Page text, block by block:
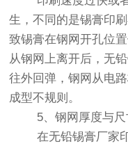
生，不同的是锡膏印
致锡膏在钢网开孔位
从钢网上离开后，无
往外回弹，钢网从电
成型不规则。
5、钢网厚度与尺
在无铅锡膏厂家印